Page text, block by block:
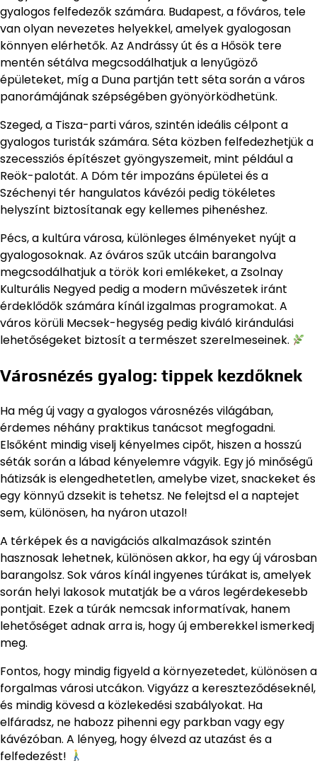
gyalogos felfedezők számára. Budapest, a főváros, tele
van olyan nevezetes helyekkel, amelyek gyalogosan
könnyen elérhetők. Az Andrássy út és a Hősök tere
mentén sétálva megcsodálhatjuk a lenyűgöző
épületeket, míg a Duna partján tett séta során a város
panorámájának szépségében gyönyörködhetünk.
Szeged, a Tisza-parti város, szintén ideális célpont a
gyalogos turisták számára. Séta közben felfedezhetjük a
szecessziós építészet gyöngyszemeit, mint például a
Reök-palotát. A Dóm tér impozáns épületei és a
Széchenyi tér hangulatos kávézói pedig tökéletes
helyszínt biztosítanak egy kellemes pihenéshez.
Pécs, a kultúra városa, különleges élményeket nyújt a
gyalogosoknak. Az óváros szűk utcáin barangolva
megcsodálhatjuk a török kori emlékeket, a Zsolnay
Kulturális Negyed pedig a modern művészetek iránt
érdeklődők számára kínál izgalmas programokat. A
város körüli Mecsek-hegység pedig kiváló kirándulási
lehetőségeket biztosít a természet szerelmeseinek.
Városnézés gyalog: tippek kezdőknek
Ha még új vagy a gyalogos városnézés világában,
érdemes néhány praktikus tanácsot megfogadni.
Elsőként mindig viselj kényelmes cipőt, hiszen a hosszú
séták során a lábad kényelemre vágyik. Egy jó minőségű
hátizsák is elengedhetetlen, amelybe vizet, snackeket és
egy könnyű dzsekit is tehetsz. Ne felejtsd el a naptejet
sem, különösen, ha nyáron utazol!
A térképek és a navigációs alkalmazások szintén
hasznosak lehetnek, különösen akkor, ha egy új városban
barangolsz. Sok város kínál ingyenes túrákat is, amelyek
során helyi lakosok mutatják be a város legérdekesebb
pontjait. Ezek a túrák nemcsak informatívak, hanem
lehetőséget adnak arra is, hogy új emberekkel ismerkedj
meg.
Fontos, hogy mindig figyeld a környezetedet, különösen a
forgalmas városi utcákon. Vigyázz a kereszteződéseknél,
és mindig kövesd a közlekedési szabályokat. Ha
elfáradsz, ne habozz pihenni egy parkban vagy egy
kávézóban. A lényeg, hogy élvezd az utazást és a
felfedezést!